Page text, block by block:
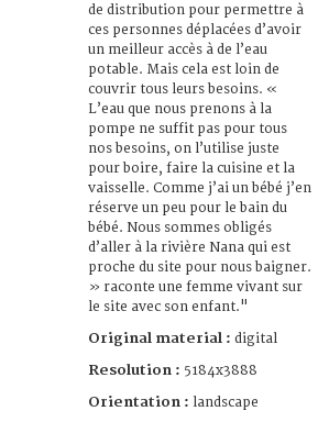
de distribution pour permettre à
ces personnes déplacées d’avoir
un meilleur accès à de l’eau
potable. Mais cela est loin de
couvrir tous leurs besoins. «
L’eau que nous prenons à la
pompe ne suffit pas pour tous
nos besoins, on l’utilise juste
pour boire, faire la cuisine et la
vaisselle. Comme j’ai un bébé j’en
réserve un peu pour le bain du
bébé. Nous sommes obligés
d’aller à la rivière Nana qui est
proche du site pour nous baigner.
» raconte une femme vivant sur
le site avec son enfant."
Original material : digital
Resolution : 5184x3888
Orientation : landscape